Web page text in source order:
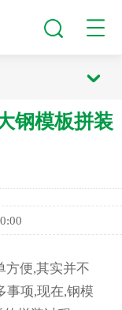
钢模板拼装
方便,其实并不
事项,现在,钢模